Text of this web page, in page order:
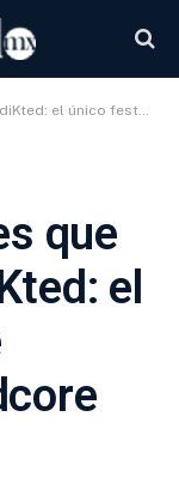
y Hardcore en CDMX 2025
que
el